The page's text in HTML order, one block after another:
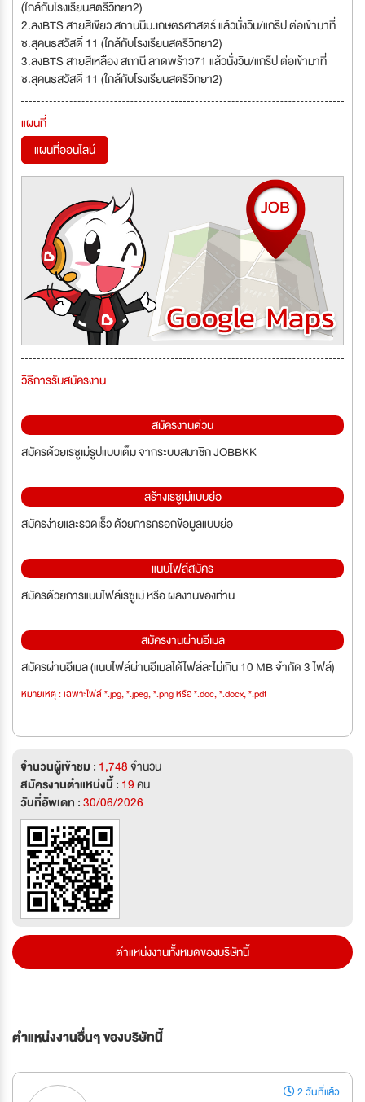
(ใกล้กับโรงเรียนสตรีวิทยา2)
2.ลงBTS สายสีเขียว สถานนีม.เกษตรศาสตร์ แล้วนั่งวิน/แกร๊ป ต่อเข้ามาที่
ซ.สุคนธสวัสดิ์ 11 (ใกล้กับโรงเรียนสตรีวิทยา2)
3.ลงBTS สายสีเหลือง สถานี ลาดพร้าว71 แล้วนั่งวิน/แกร๊ป ต่อเข้ามาที่
ซ.สุคนธสวัสดิ์ 11 (ใกล้กับโรงเรียนสตรีวิทยา2)
แผนที่
แผนที่ออนไลน์
วิธีการรับสมัครงาน
สมัครงานด่วน
สมัครด้วยเรซูเม่รูปแบบเต็ม จากระบบสมาชิก JOBBKK
สร้างเรซูเม่แบบย่อ
สมัครง่ายและรวดเร็ว ด้วยการกรอกข้อมูลแบบย่อ
แนบไฟล์สมัคร
สมัครด้วยการแนบไฟล์เรซูเม่ หรือ ผลงานของท่าน
สมัครงานผ่านอีเมล
สมัครผ่านอีเมล (แนบไฟล์ผ่านอีเมลได้ไฟล์ละไม่เกิน 10 MB จำกัด 3 ไฟล์)
หมายเหตุ : เฉพาะไฟล์ *.jpg, *.jpeg, *.png หรือ *.doc, *.docx, *.pdf
จำนวนผู้เข้าชม : 1,748จำนวน
สมัครงานตำแหน่งนี้ : 19คน
วันที่อัพเดท :30/06/2026
ตำแหน่งงานทั้งหมดของบริษัทนี้
ตำแหน่งงานอื่นๆ ของบริษัทนี้
2 วันที่แล้ว